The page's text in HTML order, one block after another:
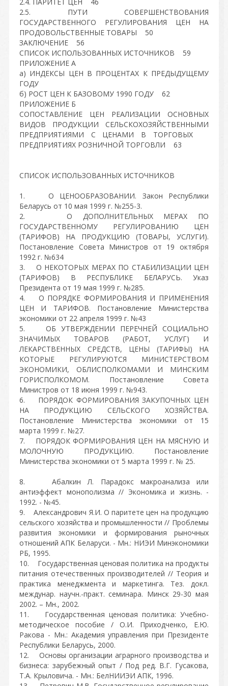
2.5. ПУТИ СОВЕРШЕНСТВОВАНИЯ
ГОСУДАРСТВЕННОГО РЕГУЛИРОВАНИЯ ЦЕН НА
ПРОДОВОЛЬСТВЕННЫЕ ТОВАРЫ 50
ЗАКЛЮЧЕНИЕ 56
СПИСОК ИСПОЛЬЗОВАННЫХ ИСТОЧНИКОВ 59
ПРИЛОЖЕНИЕ А
а) ИНДЕКСЫ ЦЕН В ПРОЦЕНТАХ К ПРЕДЫДУЩЕМУ
ГОДУ
б) РОСТ ЦЕН К БАЗОВОМУ 1990 ГОДУ 62
ПРИЛОЖЕНИЕ Б
СОПОСТАВЛЕНИЕ ЦЕН РЕАЛИЗАЦИИ ОСНОВНЫХ
ВИДОВ ПРОДУКЦИИ СЕЛЬСКОХОЗЯЙСТВЕННЫМИ
ПРЕДПРИЯТИЯМИ С ЦЕНАМИ В ТОРГОВЫХ
ПРЕДПРИЯТИЯХ РОЗНИЧНОЙ ТОРГОВЛИ 63
СПИСОК ИСПОЛЬЗОВАННЫХ ИСТОЧНИКОВ
1. О ЦЕНООБРАЗОВАНИИ. Закон Республики
Беларусь от 10 мая 1999 г. №255-3.
2. О ДОПОЛНИТЕЛЬНЫХ МЕРАХ ПО
ГОСУДАРСТВЕННОМУ РЕГУЛИРОВАНИЮ ЦЕН
(ТАРИФОВ) НА ПРОДУКЦИЮ (ТОВАРЫ, УСЛУГИ).
Постановление Совета Министров от 19 октября
1992 г. №634
3. О НЕКОТОРЫХ МЕРАХ ПО СТАБИЛИЗАЦИИ ЦЕН
(ТАРИФОВ) В РЕСПУБЛИКЕ БЕЛАРУСЬ. Указ
Президента от 19 мая 1999 г. №285.
4. О ПОРЯДКЕ ФОРМИРОВАНИЯ И ПРИМЕНЕНИЯ
ЦЕН И ТАРИФОВ. Постановление Министерства
экономики от 22 апреля 1999 г. №43
5. ОБ УТВЕРЖДЕНИИ ПЕРЕЧНЕЙ СОЦИАЛЬНО
ЗНАЧИМЫХ ТОВАРОВ (РАБОТ, УСЛУГ) И
ЛЕКАРСТВЕННЫХ СРЕДСТВ, ЦЕНЫ (ТАРИФЫ) НА
КОТОРЫЕ РЕГУЛИРУЮТСЯ МИНИСТЕРСТВОМ
ЭКОНОМИКИ, ОБЛИСПОЛКОМАМИ И МИНСКИМ
ГОРИСПОЛКОМОМ. Постановление Совета
Министров от 18 июня 1999 г. №943.
6. ПОРЯДОК ФОРМИРОВАНИЯ ЗАКУПОЧНЫХ ЦЕН
НА ПРОДУКЦИЮ СЕЛЬСКОГО ХОЗЯЙСТВА.
Постановление Министерства экономики от 15
марта 1999 г. №27.
7. ПОРЯДОК ФОРМИРОВАНИЯ ЦЕН НА МЯСНУЮ И
МОЛОЧНУЮ ПРОДУКЦИЮ. Постановление
Министерства экономики от 5 марта 1999 г. № 25.
8. Абалкин Л. Парадокс макроанализа или
антиэффект монополизма // Экономика и жизнь. -
1992. - №45.
9. Александрович Я.И. О паритете цен на продукцию
сельского хозяйства и промышленности // Проблемы
развития экономики и формирования рыночных
отношений АПК Беларуси. - Мн.: НИЭИ Минэкономики
РБ, 1995.
10. Государственная ценовая политика на продукты
питания отечественных производителей // Теория и
практика менеджмента и маркетинга. Тез. докл.
междунар. научн.-практ. семинара. Минск 29-30 мая
2002. – Мн., 2002.
11. Государственная ценовая политика: Учебно-
методическое пособие / О.И. Приходченко, Е.Ю.
Ракова - Мн.: Академия управления при Президенте
Республики Беларусь, 2000.
12. Основы организации аграрного производства и
бизнеса: зарубежный опыт / Под ред. В.Г. Гусакова,
Т.А. Крыловича. - Мн.: БелНИИЭИ АПК, 1996.